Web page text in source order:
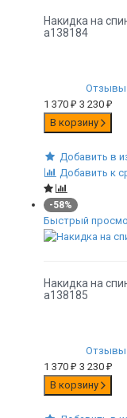
Накидка на
а138184
Отзывы
1 370 ₽ 3 230 ₽
В корзину
Добавить в
Добавить к
-58%
Быстрый
Накидка на
а138185
Отзывы
1 370 ₽ 3 230 ₽
В корзину